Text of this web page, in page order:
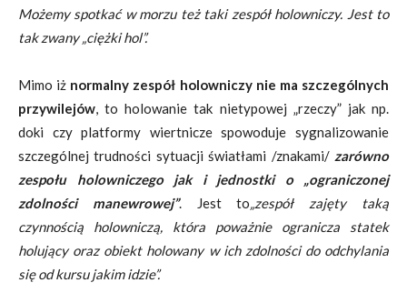
Możemy spotkać w morzu też taki zespół holowniczy. Jest to
tak zwany „ciężki hol”.
Mimo iż normalny zespół holowniczy nie ma szczególnych
przywilejów, to holowanie tak nietypowej „rzeczy” jak np.
doki czy platformy wiertnicze spowoduje sygnalizowanie
szczególnej trudności sytuacji światłami /znakami/ zarówno
zespołu holowniczego jak i jednostki o „ograniczonej
zdolności manewrowej”. Jest to„zespół zajęty taką
czynnością holowniczą, która poważnie ogranicza statek
holujący oraz obiekt holowany w ich zdolności do odchylania
się od kursu jakim idzie”.